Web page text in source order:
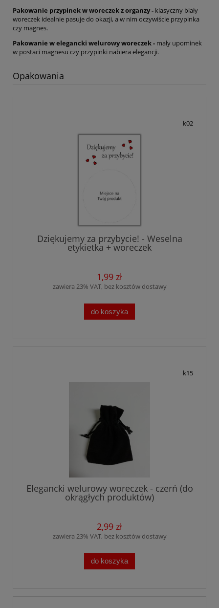
Pakowanie przypinek w woreczek z organzy - klasyczny biały
woreczek idealnie pasuje do okazji, a w nim oczywiście przypinka
czy magnes.
Pakowanie w elegancki welurowy woreczek - mały upominek
w postaci magnesu czy przypinki nabiera elegancji.
Opakowania
k02
Dziękujemy za przybycie! - Weselna
etykietka + woreczek
1,99 zł
zawiera 23% VAT, bez kosztów dostawy
do koszyka
k15
Elegancki welurowy woreczek - czerń (do
okrągłych produktów)
2,99 zł
zawiera 23% VAT, bez kosztów dostawy
do koszyka